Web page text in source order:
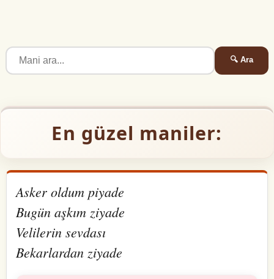
🔍 Ara
En güzel maniler:
Asker oldum piyade
Bugün aşkım ziyade
Velilerin sevdası
Bekarlardan ziyade